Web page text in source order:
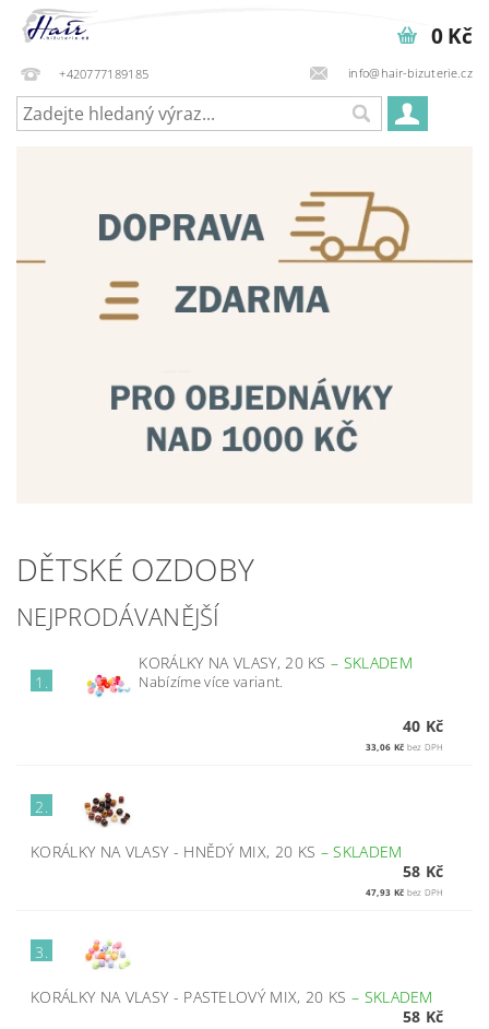
+420777189185 info@hair-bizuterie.cz
0 Kč
DĚTSKÉ OZDOBY
NEJPRODÁVANĚJŠÍ
1.
KORÁLKY NA VLASY, 20 KS– SKLADEM
Nabízíme více variant.
40 Kč
33,06 Kč bez DPH
2.
KORÁLKY NA VLASY - HNĚDÝ MIX, 20 KS –SKLADEM
58 Kč
47,93 Kč bez DPH
3.
KORÁLKY NA VLASY - PASTELOVÝ MIX, 20 KS – SKLADEM
58 Kč